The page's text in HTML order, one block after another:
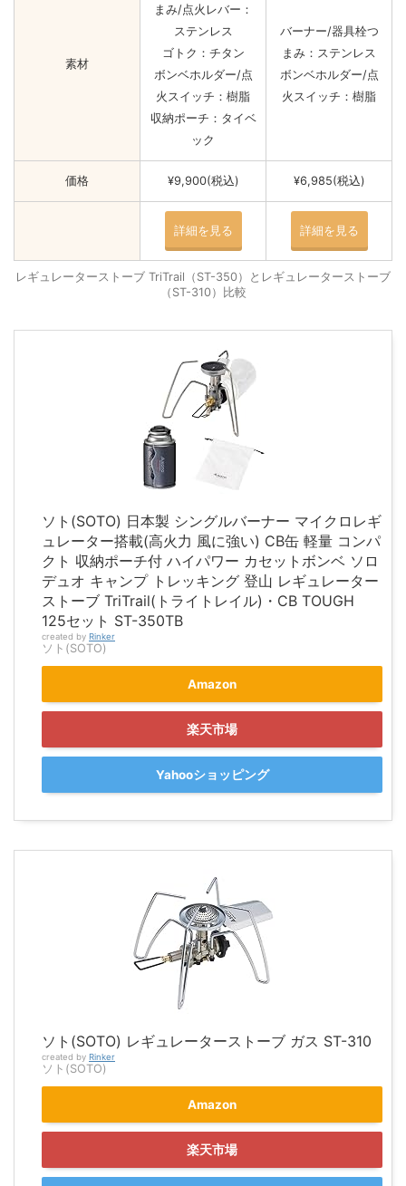
素材
まみ/点火レバー：
ステンレス
ゴトク：チタン
ボンベホルダー/点
火スイッチ：樹脂
収納ポーチ：タイベ
ック
バーナー/器具栓つ
まみ：ステンレス
ボンベホルダー/点
火スイッチ：樹脂
価格 ¥9,900(税込) ¥6,985(税込)
詳細を見る 詳細を見る
レギュレーターストーブ TriTrail（ST-350）とレギュレーターストーブ
（ST-310）比較
ソト(SOTO) 日本製 シングルバーナー マイクロレギ
ュレーター搭載(高火力 風に強い) CB缶 軽量 コンパ
クト 収納ポーチ付 ハイパワー カセットボンベ ソロ
デュオ キャンプ トレッキング 登山 レギュレーター
ストーブ TriTrail(トライトレイル)・CB TOUGH
125セット ST-350TB
created by Rinker
ソト(SOTO)
Amazon
楽天市場
Yahooショッピング
ソト(SOTO) レギュレーターストーブ ガス ST-310
created by Rinker
ソト(SOTO)
Amazon
楽天市場